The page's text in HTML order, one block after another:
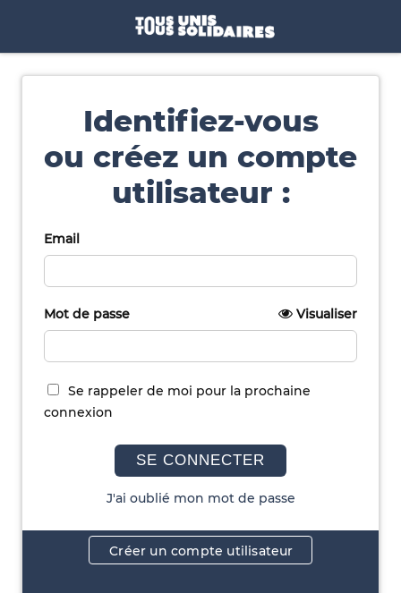
Identifiez-vous
ou créez un compte
utilisateur :
Email
Mot de passe Visualiser
Se rappeler de moi pour la prochaine
connexion
SE CONNECTER
J'ai oublié mon mot de passe
Créer un compte utilisateur